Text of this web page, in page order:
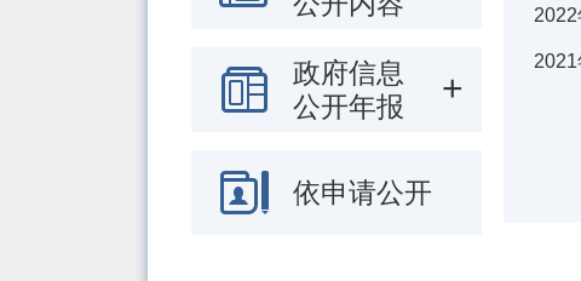
政府信息
公开年报
依申请公开